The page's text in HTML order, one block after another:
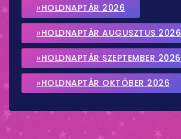
»HOLDNAPTÁR 2026
»HOLDNAPTÁR AUGUSZTUS 2026
»HOLDNAPTÁR SZEPTEMBER 2026
»HOLDNAPTÁR OKTÓBER 2026